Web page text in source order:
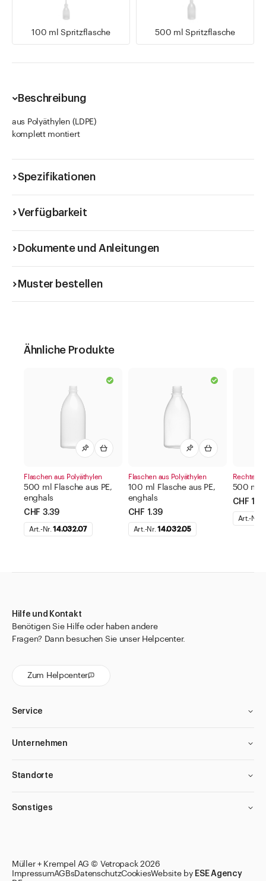
100 ml Spritzflasche 500 ml Spritzflasche
Beschreibung
aus Polyäthylen (LDPE)
komplett montiert
Spezifikationen
Verfügbarkeit
Dokumente und Anleitungen
Muster bestellen
Ähnliche Produkte
Flaschen aus Polyäthylen
500 ml Flasche aus PE,
enghals
CHF 3.39
Art.-Nr.14.032.07
Flaschen aus Polyäthylen
100 ml Flasche aus PE,
enghals
CHF 1.39
Art.-Nr.14.032.05
500 ml
CHF
Art.-Nr.
Hilfe und Kontakt
Benötigen Sie Hilfe oder haben andere
Fragen? Dann besuchen Sie unser Helpcenter.
Zum Helpcenter
Service
Unternehmen
Standorte
Sonstiges
Müller + Krempel AG © Vetropack 2026
ImpressumAGBsDatenschutzCookiesWebsite by ESE Agency